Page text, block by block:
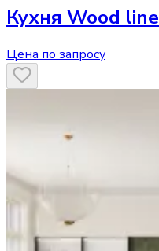
Кухня Wood line
Цена по запросу